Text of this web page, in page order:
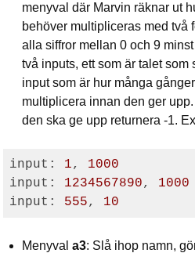
menyval där Marvin räknar ut
behöver multipliceras med två
alla siffror mellan 0 och 9
två inputs, ett som är talet
input som är hur många
multiplicera innan den ger
den ska ge upp returnera -1.
input: 1, 1000
input: 1234567890, 1000
input: 555, 10
Menyvala3: Slå ihop namn,